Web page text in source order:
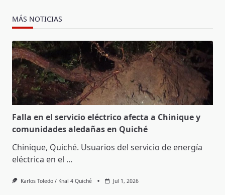
MÁS NOTICIAS
Falla en el servicio eléctrico afecta a Chinique y
comunidades aledañas en Quiché
Chinique, Quiché. Usuarios del servicio de energía
eléctrica en el ...
Karlos Toledo / Knal 4 Quiché Jul 1, 2026